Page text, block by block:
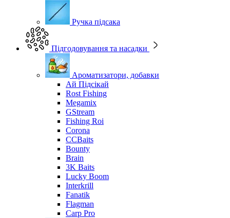
Ручка підсака
Підгодовування та насадки
Ароматизатори, добавки
Ай Підсікай
Rost Fishing
Megamix
GStream
Fishing Roi
Corona
CCBaits
Bounty
Brain
3K Baits
Lucky Boom
Interkrill
Fanatik
Flagman
Carp Pro